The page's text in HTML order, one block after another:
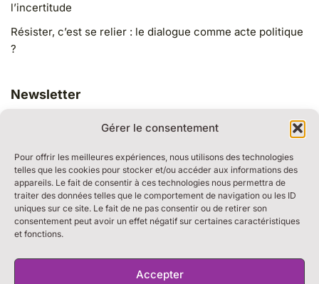
Gérer le consentement
Pour offrir les meilleures expériences, nous utilisons des technologies
telles que les cookies pour stocker et/ou accéder aux informations des
appareils. Le fait de consentir à ces technologies nous permettra de
traiter des données telles que le comportement de navigation ou les ID
uniques sur ce site. Le fait de ne pas consentir ou de retirer son
consentement peut avoir un effet négatif sur certaines caractéristiques
et fonctions.
Accepter
l’incertitude
Résister, c’est se relier : le dialogue comme acte politique
?
Newsletter
RESSOURCES
BULLE DE DIALOGUE
S’ABONNER À LA NEWSLETTER